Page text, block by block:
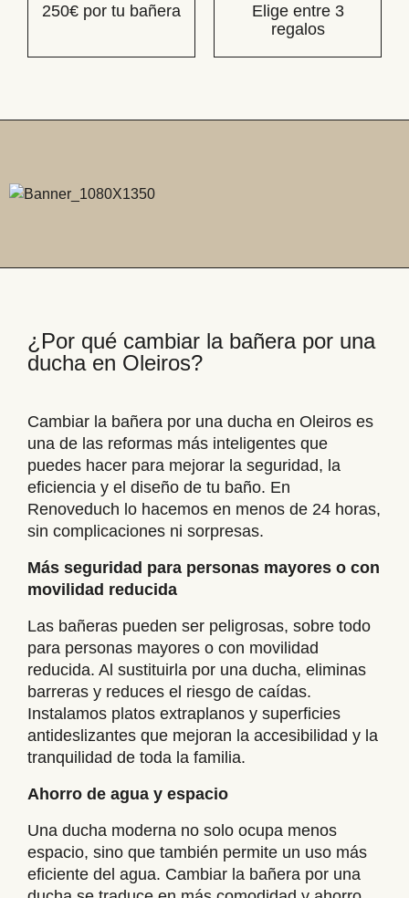
250€ por tu bañera
Elige entre 3
regalos
¿Por qué cambiar la bañera por una
ducha en Oleiros?
Cambiar la bañera por una ducha en Oleiros es
una de las reformas más inteligentes que
puedes hacer para mejorar la seguridad, la
eficiencia y el diseño de tu baño. En
Renoveduch lo hacemos en menos de 24 horas,
sin complicaciones ni sorpresas.
Más seguridad para personas mayores o con
movilidad reducida
Las bañeras pueden ser peligrosas, sobre todo
para personas mayores o con movilidad
reducida. Al sustituirla por una ducha, eliminas
barreras y reduces el riesgo de caídas.
Instalamos platos extraplanos y superficies
antideslizantes que mejoran la accesibilidad y la
tranquilidad de toda la familia.
Ahorro de agua y espacio
Una ducha moderna no solo ocupa menos
espacio, sino que también permite un uso más
eficiente del agua. Cambiar la bañera por una